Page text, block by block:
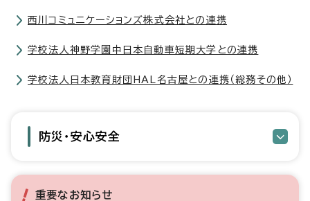
西川コミュニケーションズ株式会社との連携
学校法人神野学園中日本自動車短期大学との連携
学校法人日本教育財団HAL名古屋との連携（総務その他）
防災・安心安全
重要なお知らせ